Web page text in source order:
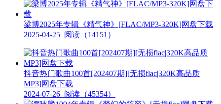
梁博2025年专辑《精气神》[FLAC/MP3-320K]网盘下载
2025-04-25 阅读（14151）
抖音热门歌曲100首[202407期][无损flac|320K高品质
MP3]网盘下载
2024-07-26 阅读（45354）